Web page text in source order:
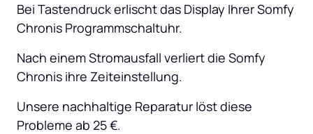
Bei Tastendruck erlischt das Display Ihrer Somfy
Chronis Programmschaltuhr.
Nach einem Stromausfall verliert die Somfy
Chronis ihre Zeiteinstellung.
Unsere nachhaltige Reparatur löst diese
Probleme ab 25 €.